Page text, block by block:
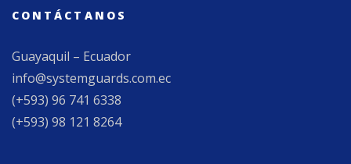
CONTÁCTANOS
Guayaquil – Ecuador
info@systemguards.com.ec
(+593) 96 741 6338
(+593) 98 121 8264